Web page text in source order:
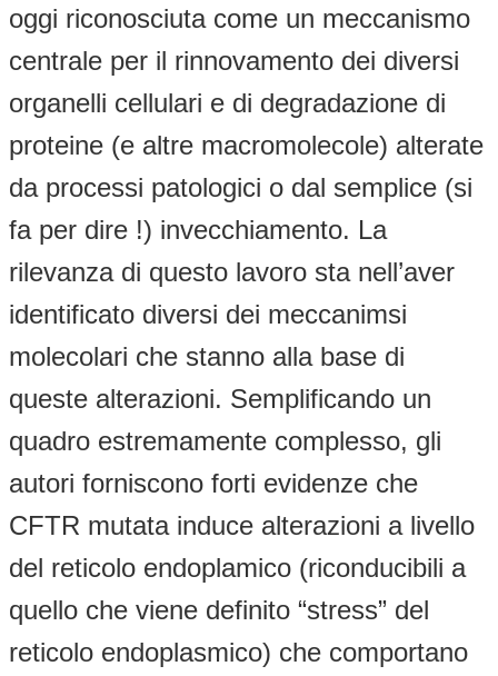
oggi riconosciuta come un meccanismo
centrale per il rinnovamento dei diversi
organelli cellulari e di degradazione di
proteine (e altre macromolecole) alterate
da processi patologici o dal semplice (si
fa per dire !) invecchiamento. La
rilevanza di questo lavoro sta nell’aver
identificato diversi dei meccanimsi
molecolari che stanno alla base di
queste alterazioni. Semplificando un
quadro estremamente complesso, gli
autori forniscono forti evidenze che
CFTR mutata induce alterazioni a livello
del reticolo endoplamico (riconducibili a
quello che viene definito “stress” del
reticolo endoplasmico) che comportano